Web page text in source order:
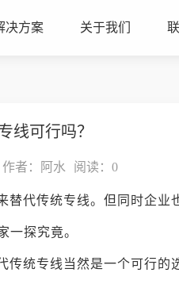
决方案 关于我们
线可行吗？
作者：阿水 阅读： 0
替代传统专线。但同时企业
一探究竟。
统专线当然是一个可行的